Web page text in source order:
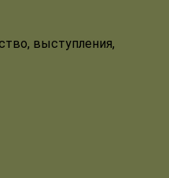
выступления,